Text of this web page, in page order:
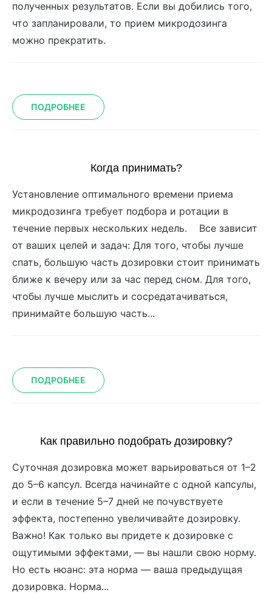
полученных результатов. Если вы добились того,
что запланировали, то прием микродозинга
можно прекратить.
ПОДРОБНЕЕ
Когда принимать?
Установление оптимального времени приема
микродозинга требует подбора и ротации в
течение первых нескольких недель. Все зависит
от ваших целей и задач: Для того, чтобы лучше
спать, большую часть дозировки стоит принимать
ближе к вечеру или за час перед сном. Для того,
чтобы лучше мыслить и сосредатачиваться,
принимайте большую часть...
ПОДРОБНЕЕ
Как правильно подобрать дозировку?
Суточная дозировка может варьироваться от 1–2
до 5–6 капсул. Всегда начинайте с одной капсулы,
и если в течение 5–7 дней не почувствуете
эффекта, постепенно увеличивайте дозировку.
Важно! Как только вы придете к дозировке с
ощутимыми эффектами, — вы нашли свою норму.
Но есть нюанс: эта норма — ваша предыдущая
дозировка. Норма...